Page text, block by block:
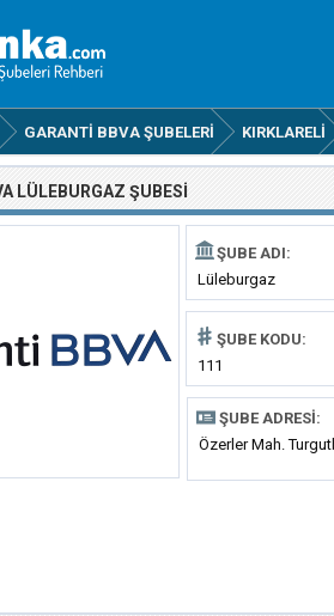
GARANTI BBVA ŞUBELERI KIRKLARELI
LÜLEBURGAZ ŞUBESI
ŞUBE ADI:
Lüleburgaz
ŞUBE KODU:
111
ŞUBE ADRESI:
Özerler Mah.